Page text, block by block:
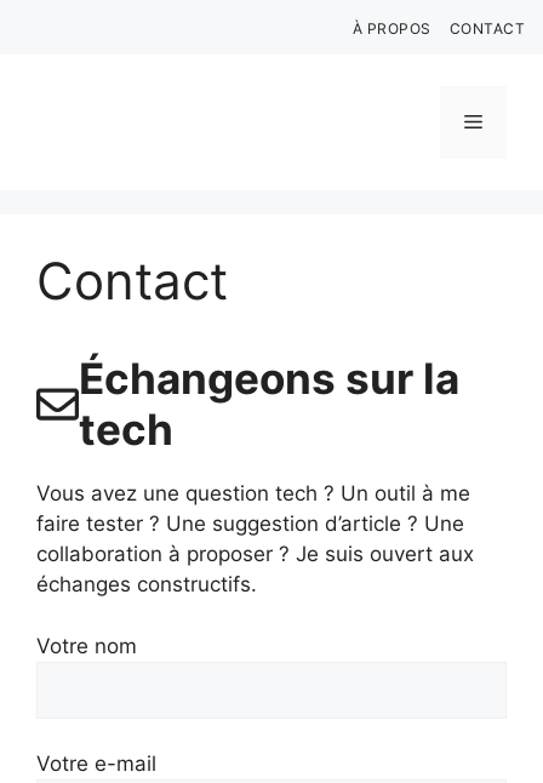
À PROPOS CONTACT
Menu
Contact
Échangeons sur la
tech
Vous avez une question tech ? Un outil à me
faire tester ? Une suggestion d’article ? Une
collaboration à proposer ? Je suis ouvert aux
échanges constructifs.
Votre nom
Votre e-mail